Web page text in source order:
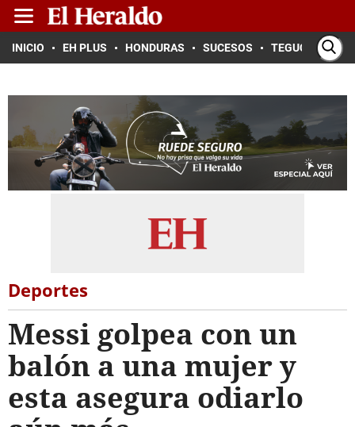
INICIO EH PLUS HONDURAS SUCESOS TEGUCIGALPA
Deportes
Messi golpea con un
balón a una mujer y
esta asegura odiarlo